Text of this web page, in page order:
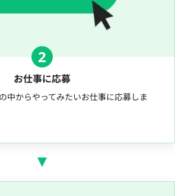
2
お仕事に応募
中からやってみたいお仕事に応募しま